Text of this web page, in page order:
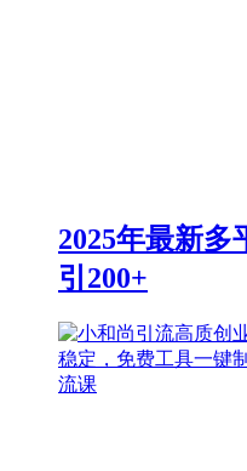
2025年最新多
引200+